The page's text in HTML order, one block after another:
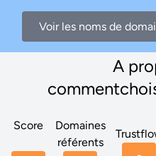
Voir les noms de
A
Score
Domaines
référents